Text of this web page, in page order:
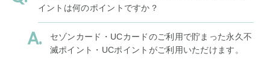
イントは何のポイントですか？
セゾンカード・UCカードのご利用で貯まった永久不
滅ポイント・UCポイントがご利用いただけます。